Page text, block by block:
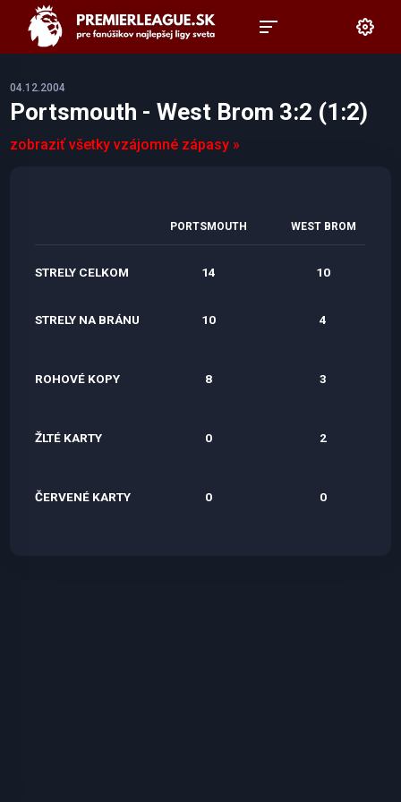
04.12.2004
Portsmouth - West Brom 3:2 (1:2)
zobraziť všetky vzájomné zápasy »
PORTSMOUTH WEST BROM
STRELY CELKOM 14 10
STRELY NA BRÁNU 10 4
ROHOVÉ KOPY 8 3
ŽLTÉ KARTY 0 2
ČERVENÉ KARTY 0 0